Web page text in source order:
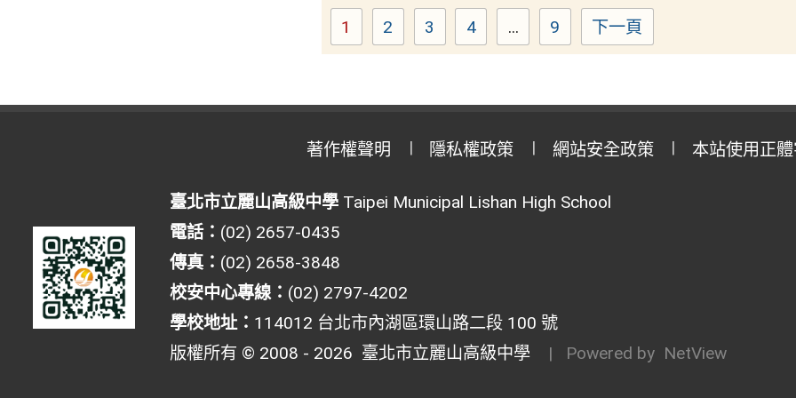
Page
1 Page
2 Page
3 Page
4 ... Page
9 下一頁
著作權聲明 隱私權政策 網站安全政策 本站使用正
臺北市立麗山高級中學Taipei Municipal Lishan High School
電話： (02) 2657-0435
傳真： (02) 2658-3848
校安中心專線： (02) 2797-4202
學校地址： 114012 台北市內湖區環山路二段 100 號
版權所有 © 2008 - 2026 臺北市立麗山高級中學 | Powered by NetView